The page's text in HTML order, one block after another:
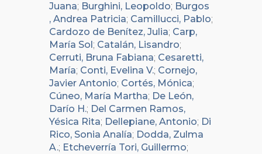
Juana; Burghini, Leopoldo; Burgos
, Andrea Patricia; Camillucci, Pablo;
Cardozo de Benítez, Julia; Carp,
María Sol ; Catalán, Lisandro;
Cerruti, Bruna Fabiana; Cesaretti,
María; Conti, Evelina V.; Cornejo,
Javier Antonio; Cortés, Mónica;
Cúneo, María Martha; De León,
Darío H.; Del Carmen Ramos,
Yésica Rita; Dellepiane, Antonio; Di
Rico, Sonia Analía; Dodda, Zulma
A.; Etcheverría Tori, Guillermo;